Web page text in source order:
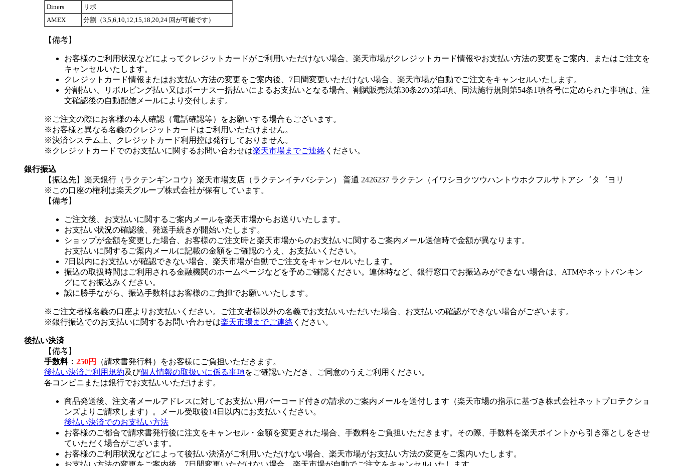
Diners
リボ
AMEX
分割（3,5,6,10,12,15,18,20,24 回が可能です）
【備考】
お客様のご利用状況などによってクレジットカードがご利用いただけない場合、楽天市場がクレジットカード情報やお支払い方法の変更をご案内、またはご注文を
キャンセルいたします。
クレジットカード情報またはお支払い方法の変更をご案内後、7日間変更いただけない場合、楽天市場が自動でご注文をキャンセルいたします。
分割払い、リボルビング払い又はボーナス一括払いによるお支払いとなる場合、割賦販売法第30条2の3第4項、同法施行規則第54条1項各号に定められた事項は、注
文確認後の自動配信メールにより交付します。
※ご注文の際にお客様の本人確認（電話確認等）をお願いする場合もございます。
※お客様と異なる名義のクレジットカードはご利用いただけません。
※決済システム上、クレジットカード利用控は発行しておりません。
※クレジットカードでのお支払いに関するお問い合わせは楽天市場までご連絡 ください。
銀行振込
【振込先】楽天銀行（ラクテンギンコウ）楽天市場支店（ラクテンイチバシテン） 普通 2426237 ラクテン（イワシヨクツウハントウホクフルサトアシ゛タ゛ヨリ
※この口座の権利は楽天グループ株式会社が保有しています。
【備考】
ご注文後、お支払いに関するご案内メールを楽天市場からお送りいたします。
お支払い状況の確認後、発送手続きが開始いたします。
ショップが金額を変更した場合、お客様のご注文時と楽天市場からのお支払いに関するご案内メール送信時で金額が異なります。
お支払いに関するご案内メールに記載の金額をご確認のうえ、お支払いください。
7日以内にお支払いが確認できない場合、楽天市場が自動でご注文をキャンセルいたします。
振込の取扱時間はご利用される金融機関のホームページなどを予めご確認ください。連休時など、銀行窓口でお振込みができない場合は、ATMやネットバンキン
グにてお振込みください。
誠に勝手ながら、振込手数料はお客様のご負担でお願いいたします。
※ご注文者様名義の口座よりお支払いください。ご注文者様以外の名義でお支払いいただいた場合、お支払いの確認ができない場合がございます。
※銀行振込でのお支払いに関するお問い合わせは楽天市場までご連絡 ください。
後払い決済
【備考】
手数料： 250円
（請求書発行料）をお客様にご負担いただきます。
後払い決済ご利用規約及び個人情報の取扱いに係る事項をご確認いただき、ご同意のうえご利用ください。
各コンビニまたは銀行でお支払いいただけます。
商品発送後、注文者メールアドレスに対してお支払い用バーコード付きの請求のご案内メールを送付します（楽天市場の指示に基づき株式会社ネットプロテクショ
ンズよりご請求します）。メール受取後14日以内にお支払いください。
後払い決済でのお支払い方法
お客様のご都合で請求書発行後に注文をキャンセル・金額を変更された場合、手数料をご負担いただきます。その際、手数料を楽天ポイントから引き落としをさせ
ていただく場合がございます。
お客様のご利用状況などによって後払い決済がご利用いただけない場合、楽天市場がお支払い方法の変更をご案内いたします。
お支払い方法の変更をご案内後、7日間変更いただけない場合、楽天市場が自動でご注文をキャンセルいたします。